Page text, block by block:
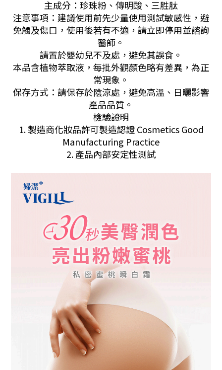
主成分：珍珠粉、傳明酸、三胜肽
注意事項：建議使用前先少量使用測試敏感性，避
免觸及傷口，使用後若有不適，請立即停用並諮詢
醫師。
請置於嬰幼兒不及處，避免其誤食。
本品含植物萃取液，每批外觀顏色略有差異，為正
常現象。
保存方式：請保存於陰涼處，避免高溫、日曬影響
產品品質。
檢驗證明
1. 製造商化妝品許可製造認證 Cosmetics Good
Manufacturing Practice
2. 產品內部安定性測試